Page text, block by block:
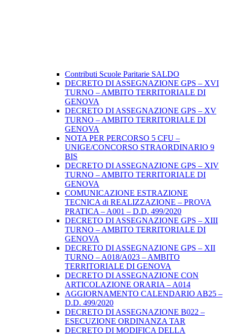
Contributi Scuole Paritarie SALDO
DECRETO DI ASSEGNAZIONE GPS – XVI
TURNO – AMBITO TERRITORIALE DI
GENOVA
DECRETO DI ASSEGNAZIONE GPS – XV
TURNO – AMBITO TERRITORIALE DI
GENOVA
NOTA PER PERCORSO 5 CFU –
UNIGE/CONCORSO STRAORDINARIO 9
BIS
DECRETO DI ASSEGNAZIONE GPS – XIV
TURNO – AMBITO TERRITORIALE DI
GENOVA
COMUNICAZIONE ESTRAZIONE
TECNICA di REALIZZAZIONE – PROVA
PRATICA – A001 – D.D. 499/2020
DECRETO DI ASSEGNAZIONE GPS – XIII
TURNO – AMBITO TERRITORIALE DI
GENOVA
DECRETO DI ASSEGNAZIONE GPS – XII
TURNO – A018/A023 – AMBITO
TERRITORIALE DI GENOVA
DECRETO DI ASSEGNAZIONE CON
ARTICOLAZIONE ORARIA – A014
AGGIORNAMENTO CALENDARIO AB25 –
D.D. 499/2020
DECRETO DI ASSEGNAZIONE B022 –
ESECUZIONE ORDINANZA TAR
DECRETO DI MODIFICA DELLA